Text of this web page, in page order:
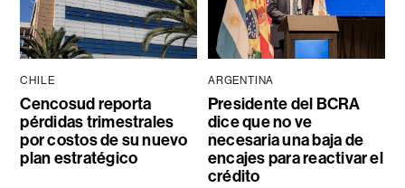
CHILE
Cencosud reporta
pérdidas trimestrales
por costos de su nuevo
plan estratégico
ARGENTINA
Presidente del BCRA
dice que no ve
necesaria una baja de
encajes para reactivar el
crédito